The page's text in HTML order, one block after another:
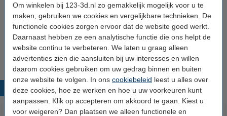
Om winkelen bij 123-3d.nl zo gemakkelijk mogelijk voor u te
maken, gebruiken we cookies en vergelijkbare technieken. De
functionele cookies zorgen ervoor dat de website goed werkt.
Daarnaast hebben ze een analytische functie die ons helpt de
website continu te verbeteren. We laten u graag alleen
advertenties zien die aansluiten bij uw interesses en willen
daarom cookies gebruiken om uw gedrag binnen en buiten
onze website te volgen. In ons cookiebeleid leest u alles over
deze cookies, hoe ze werken en hoe u uw voorkeuren kunt
aanpassen. Klik op accepteren om akkoord te gaan. Kiest u
voor weigeren? Dan plaatsen we alleen functionele en
Direct mee bestellen
123inkt isoclean spray (250ml)
€ 9,50
Populaire producten